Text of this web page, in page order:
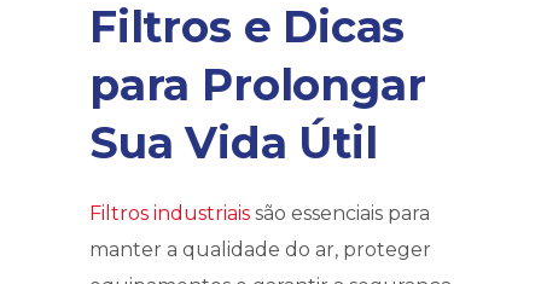
Filtros e Dicas
para Prolongar
Sua Vida Útil
Filtros industriais são essenciais para
manter a qualidade do ar, proteger